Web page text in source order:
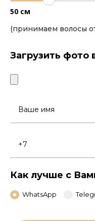
50 см
(принимаем волосы
Загрузить фото
Ваше
имя
Номер
телефона
Как лучше с
WhatsApp